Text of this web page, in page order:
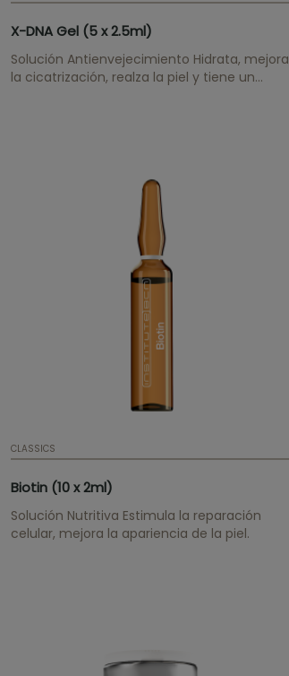
X-DNA Gel (5 x 2.5ml)
Solución Antienvejecimiento Hidrata, mejora
la cicatrización, realza la piel y tiene un
CLASSICS
Biotin (10 x 2ml)
Solución Nutritiva Estimula la reparación
celular, mejora la apariencia de la piel.